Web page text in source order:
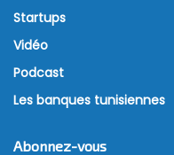
Startups
Vidéo
Podcast
Les banques tunisiennes
Abonnez-vous